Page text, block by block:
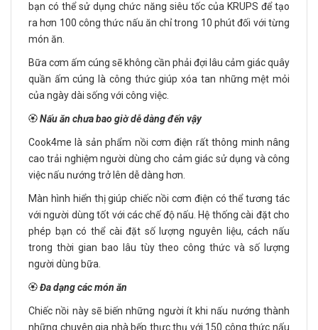
bạn có thể sử dụng chức năng siêu tốc của KRUPS để tạo
ra hơn 100 công thức nấu ăn chỉ trong 10 phút đối với từng
món ăn.
Bữa cơm ấm cúng sẽ không cần phải đợi lâu cảm giác quây
quần ấm cúng là công thức giúp xóa tan những mệt mỏi
của ngày dài sống với công việc.
🏵️Nấu ăn chưa bao giờ dễ dàng đến vậy
Cook4me là sản phẩm nồi cơm điện rất thông minh nâng
cao trải nghiệm người dùng cho cảm giác sử dụng và công
việc nấu nướng trở lên dễ dàng hơn.
Màn hình hiển thị giúp chiếc nồi cơm điện có thể tương tác
với người dùng tốt với các chế độ nấu. Hệ thống cài đặt cho
phép bạn có thể cài đặt số lượng nguyên liệu, cách nấu
trong thời gian bao lâu tùy theo công thức và số lượng
người dùng bữa.
🏵️Đa dạng các món ăn
Chiếc nồi này sẽ biến những người ít khi nấu nướng thành
những chuyên gia nhà bếp thực thụ với 150 công thức nấu